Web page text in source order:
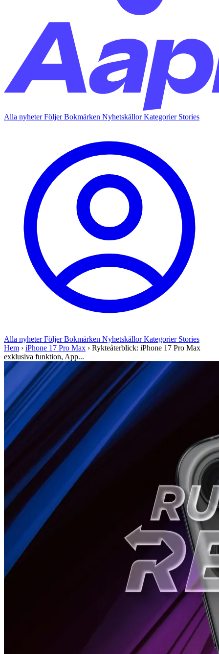
Alla nyheterFöljerBokmärken NyhetskällorKategorier Stories
Alla nyheterFöljerBokmärken NyhetskällorKategorier Stories
Hem › iPhone 17 Pro Max › Rykteåterblick: iPhone 17 Pro Max
exklusiva funktion, App...